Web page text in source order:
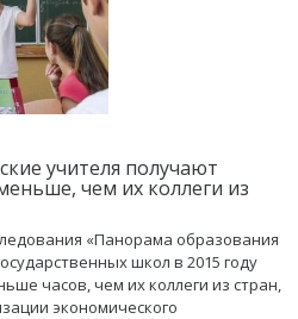
учителя получают
чем их коллеги из
«Панорама образования
школ в 2015 году
часов, чем их коллеги из стран,
экономического